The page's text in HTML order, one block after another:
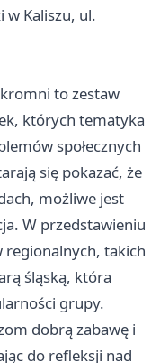
w Kaliszu, ul.
to zestaw
których tematyka
społecznych
się pokazać, że
możliwe jest
W przedstawieniu
regionalnych, takich
śląską, która
grupy.
dobrą zabawę i
do refleksji nad